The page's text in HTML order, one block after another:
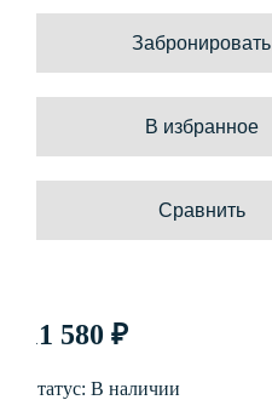
Забронировать
В избранное
Сравнить
11 580 ₽
Статус: В наличии